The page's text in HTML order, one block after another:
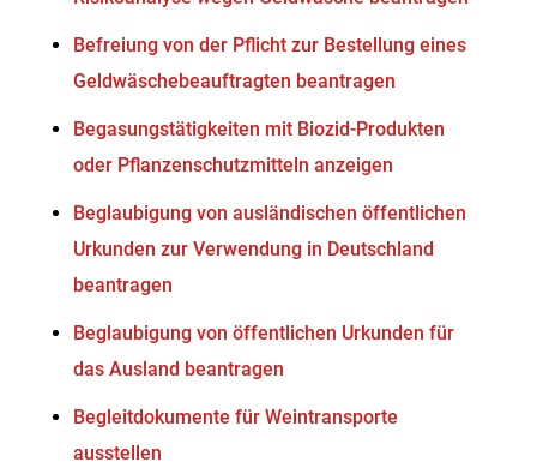
Befreiung von der Pflicht zur Bestellung eines
Geldwäschebeauftragten beantragen
Begasungstätigkeiten mit Biozid-Produkten
oder Pflanzenschutzmitteln anzeigen
Beglaubigung von ausländischen öffentlichen
Urkunden zur Verwendung in Deutschland
beantragen
Beglaubigung von öffentlichen Urkunden für
das Ausland beantragen
Begleitdokumente für Weintransporte
ausstellen